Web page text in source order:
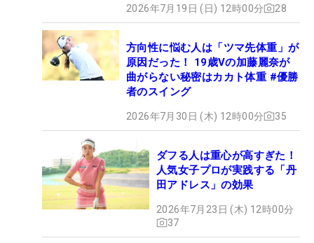
2026年7月19日 (日) 12時00分 28
方向性に悩む人は「ツマ先体重」が
原因だった！ 19歳Vの加藤麗奈が
曲がらない秘密はカカト体重 #優勝
者のスイング
2026年7月30日 (木) 12時00分 35
ダフる人は重心が高すぎた！
人気女子プロが実践する「丹
田アドレス」の効果
2026年7月23日 (木) 12時00分
37